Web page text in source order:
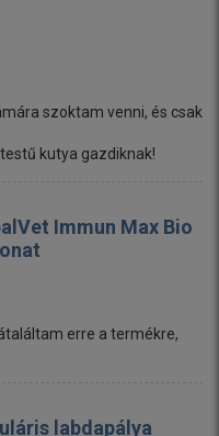
szoktam venni, és csak
kutya gazdiknak!
Immun Max Bio
erre a termékre,
labdapálya